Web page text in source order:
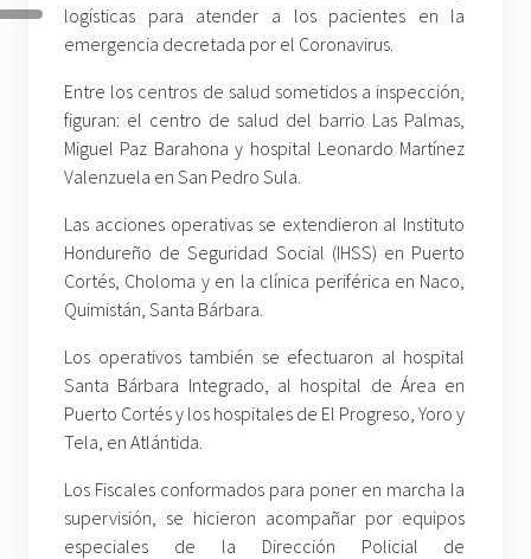
logísticas para atender a los pacientes en la
emergencia decretada por el Coronavirus.
Entre los centros de salud sometidos a inspección,
figuran: el centro de salud del barrio Las Palmas,
Miguel Paz Barahona y hospital Leonardo Martínez
Valenzuela en San Pedro Sula.
Las acciones operativas se extendieron al Instituto
Hondureño de Seguridad Social (IHSS) en Puerto
Cortés, Choloma y en la clínica periférica en Naco,
Quimistán, Santa Bárbara.
Los operativos también se efectuaron al hospital
Santa Bárbara Integrado, al hospital de Área en
Puerto Cortés y los hospitales de El Progreso, Yoro y
Tela, en Atlántida.
Los Fiscales conformados para poner en marcha la
supervisión, se hicieron acompañar por equipos
especiales de la Dirección Policial de